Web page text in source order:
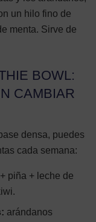
un hilo fino de
menta. Sirve de
BOWL:
CAMBIAR
densa, puedes
cada semana:
piña + leche de
arándanos